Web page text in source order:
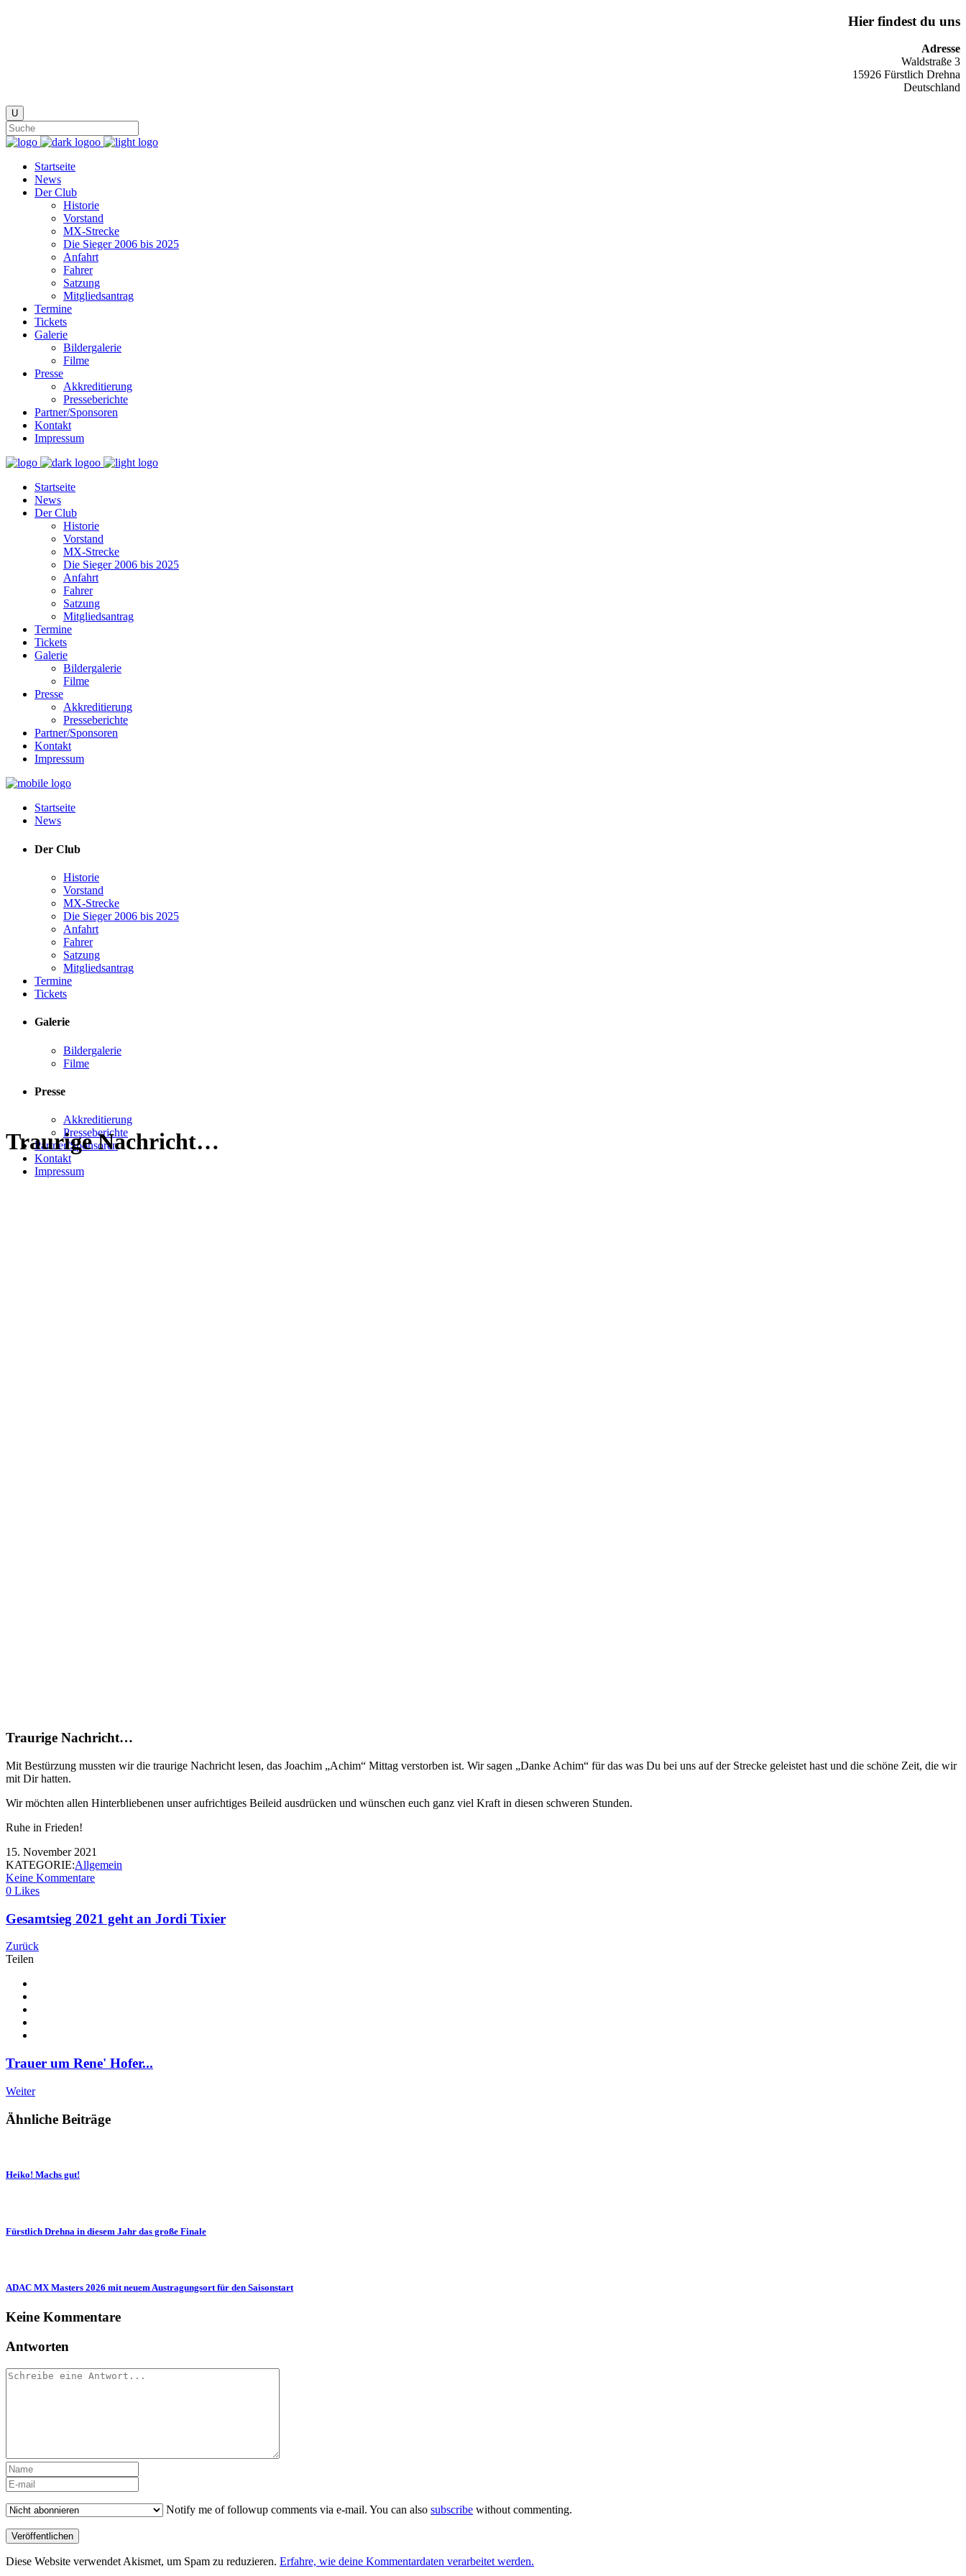
Hier findest du uns
Adresse
Waldstraße 3
15926 Fürstlich Drehna
Deutschland
Startseite
News
Der Club
Historie
Vorstand
MX-Strecke
Die Sieger 2006 bis 2025
Anfahrt
Fahrer
Satzung
Mitgliedsantrag
Termine
Tickets
Galerie
Bildergalerie
Filme
Presse
Akkreditierung
Presseberichte
Partner/Sponsoren
Kontakt
Impressum
Startseite
News
Der Club
Historie
Vorstand
MX-Strecke
Die Sieger 2006 bis 2025
Anfahrt
Fahrer
Satzung
Mitgliedsantrag
Termine
Tickets
Galerie
Bildergalerie
Filme
Presse
Akkreditierung
Presseberichte
Partner/Sponsoren
Kontakt
Impressum
Startseite
News
Der Club
Historie
Vorstand
MX-Strecke
Die Sieger 2006 bis 2025
Anfahrt
Fahrer
Satzung
Mitgliedsantrag
Termine
Tickets
Galerie
Bildergalerie
Filme
Presse
Akkreditierung
Presseberichte
Partner/Sponsoren
Kontakt
Impressum
Traurige Nachricht…
Traurige Nachricht…
Mit Bestürzung mussten wir die traurige Nachricht lesen, das Joachim „Achim“ Mittag verstorben ist. Wir sagen „Danke Achim“ für das was Du bei uns auf der Strecke geleistet hast und die schöne Zeit, die wir
mit Dir hatten.
Wir möchten allen Hinterbliebenen unser aufrichtiges Beileid ausdrücken und wünschen euch ganz viel Kraft in diesen schweren Stunden.
Ruhe in Frieden!
15. November 2021
KATEGORIE:Allgemein
Keine Kommentare
0 Likes
Gesamtsieg 2021 geht an Jordi Tixier
Zurück
Teilen
Trauer um Rene' Hofer...
Weiter
Ähnliche Beiträge
Heiko! Machs gut!
Fürstlich Drehna in diesem Jahr das große Finale
ADAC MX Masters 2026 mit neuem Austragungsort für den Saisonstart
Keine Kommentare
Antworten
Notify me of followup comments via e-mail. You can also subscribe without commenting.
Diese Website verwendet Akismet, um Spam zu reduzieren. Erfahre, wie deine Kommentardaten verarbeitet werden.